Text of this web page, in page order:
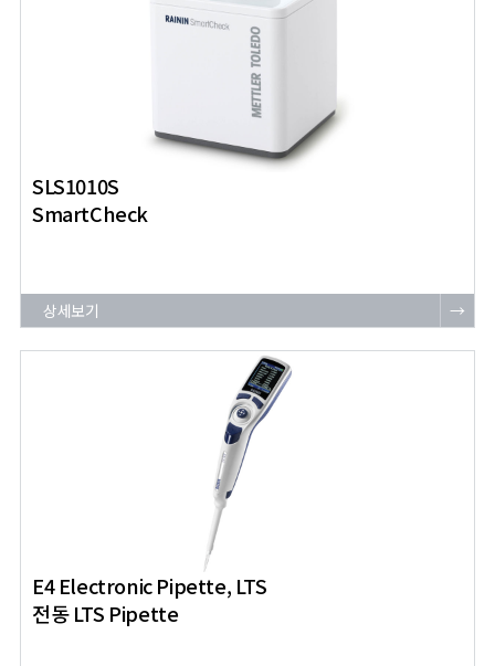
SLS1010S
SmartCheck
상세보기 →
E4 Electronic Pipette, LTS
전동 LTS Pipette